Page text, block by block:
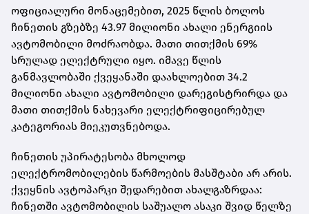
ოფიციალური მონაცემებით, 2025 წლის ბოლოს
ჩინეთის გზებზე 43.97 მილიონი ახალი ენერგიის
ავტომობილი მოძრაობდა. მათი თითქმის 69%
სრულად ელექტრული იყო. იმავე წლის
განმავლობაში ქვეყანაში დაახლოებით 34.2
მილიონი ახალი ავტომობილი დარეგისტრირდა და
მათი თითქმის ნახევარი ელექტრიფიცირებულ
კატეგორიას მიეკუთვნებოდა.
ჩინეთის უპირატესობა მხოლოდ
ელექტრომობილების წარმოების მასშტაბი არ არის.
ქვეყნის ავტოპარკი შედარებით ახალგაზრდაა:
ჩინეთში ავტომობილის საშუალო ასაკი შვიდ წელზე